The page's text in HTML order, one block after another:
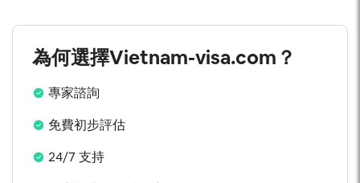
為何選擇Vietnam-visa.com？
專家諮詢
免費初步評估
24/7 支持